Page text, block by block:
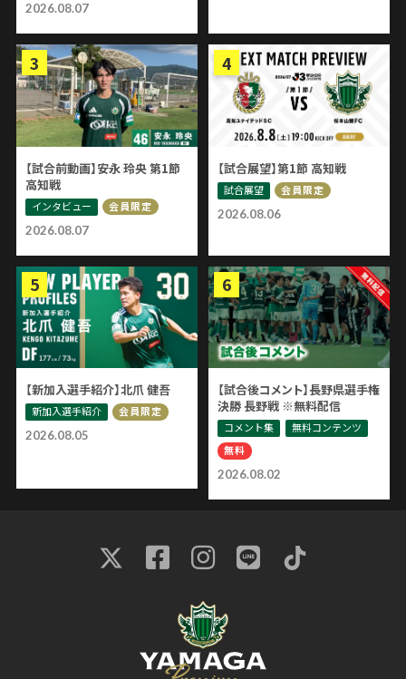
2026.08.07
2026.08.07
【試合前動画】安永 玲央 第1節
高知戦
インタビュー 会員限定
2026.08.06
【試合展望】第1節 高知戦
試合展望 会員限定
2026.08.05
【新加入選手紹介】北爪 健吾
新加入選手紹介 会員限定
2026.08.02
【試合後コメント】長野県選手権
決勝 長野戦 ※無料配信
コメント集
無料コンテンツ
無料